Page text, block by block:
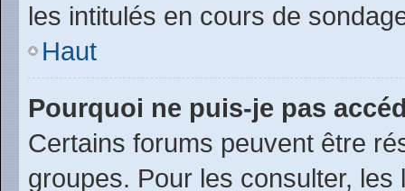
les intitulés en cours de
Haut
Pourquoi ne puis-je pas
Certains forums peuvent être
groupes. Pour les consulter,